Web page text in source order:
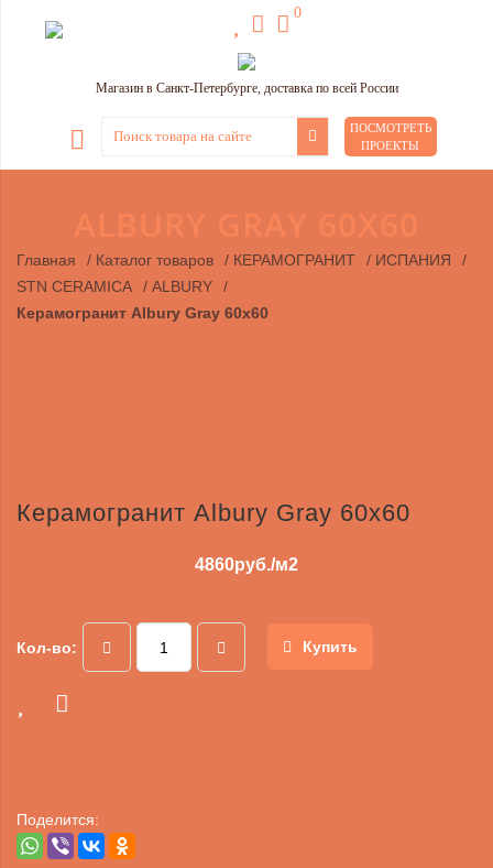
0
Магазин в Санкт-Петербурге, доставка по всей России
ПОСМОТРЕТЬ
ПРОЕКТЫ
Главная / Каталог товаров / КЕРАМОГРАНИТ / ИСПАНИЯ
/
STN CERAMICA
/ ALBURY
/
Керамогранит Albury Gray 60х60
Керамогранит Albury Gray 60х60
4860руб./м2
Кол-во: Купить
Поделится: